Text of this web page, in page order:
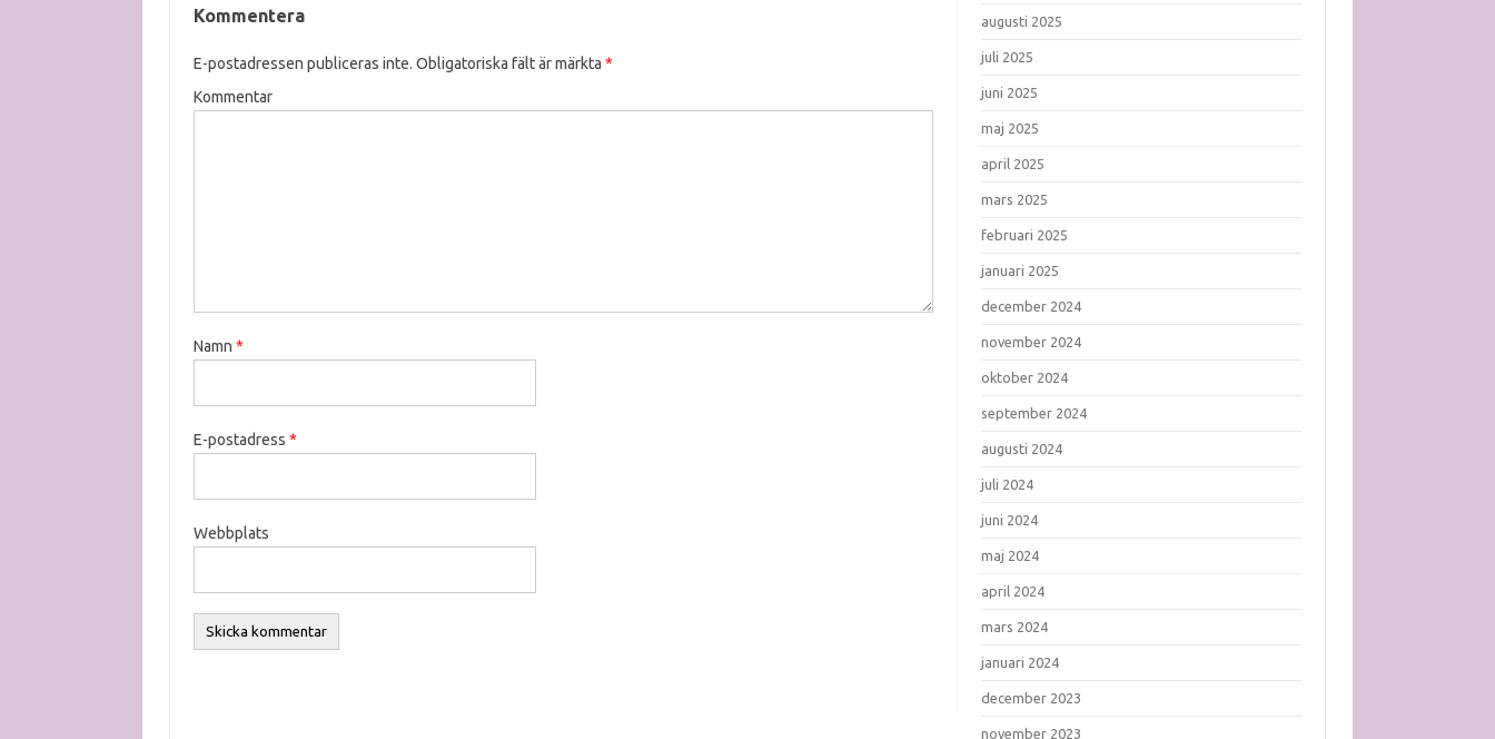
Kommentera
E-postadressen publiceras inte. Obligatoriska fält är märkta *
Kommentar
Namn *
E-postadress *
Webbplats
augusti 2025
juli 2025
juni 2025
maj 2025
april 2025
mars 2025
februari 2025
januari 2025
december 2024
november 2024
oktober 2024
september 2024
augusti 2024
juli 2024
juni 2024
maj 2024
april 2024
mars 2024
januari 2024
december 2023
november 2023